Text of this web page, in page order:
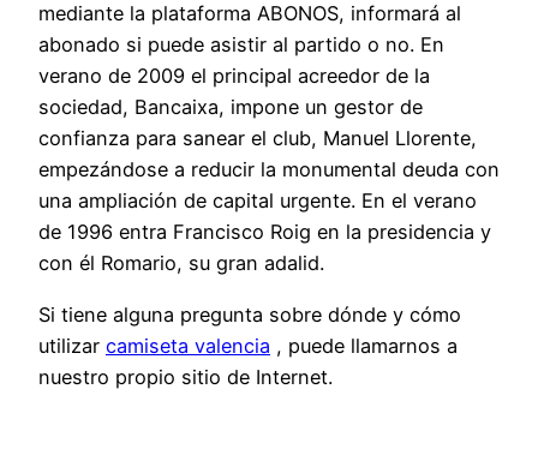
mediante la plataforma ABONOS, informará al
abonado si puede asistir al partido o no. En
verano de 2009 el principal acreedor de la
sociedad, Bancaixa, impone un gestor de
confianza para sanear el club, Manuel Llorente,
empezándose a reducir la monumental deuda con
una ampliación de capital urgente. En el verano
de 1996 entra Francisco Roig en la presidencia y
con él Romario, su gran adalid.
Si tiene alguna pregunta sobre dónde y cómo
utilizar camiseta valencia , puede llamarnos a
nuestro propio sitio de Internet.